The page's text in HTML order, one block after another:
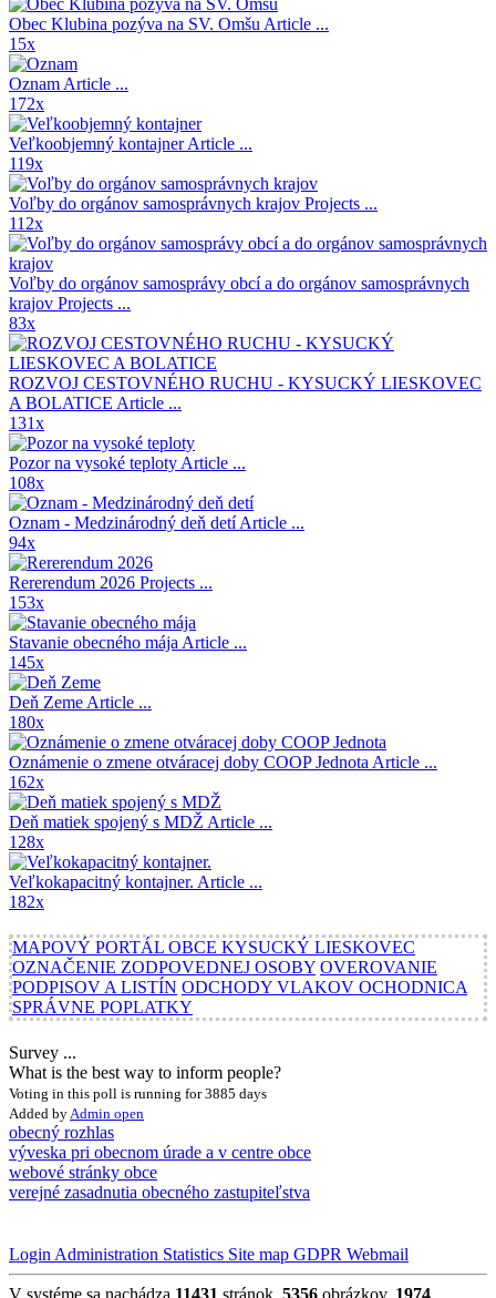
Obec Klubina pozýva na SV. Omšu Article ...
15x
Oznam Article ...
172x
Veľkoobjemný kontajnerArticle ...
119x
Voľby do orgánov samosprávnych krajov Projects ...
112x
Voľby do orgánov samosprávy obcí a do orgánov samosprávnych
krajov Projects ...
83x
ROZVOJ CESTOVNÉHO RUCHU - KYSUCKÝ LIESKOVEC
A BOLATICE Article ...
131x
Pozor na vysoké teploty Article ...
108x
Oznam - Medzinárodný deň detíArticle ...
94x
Rererendum 2026 Projects ...
153x
Stavanie obecného mája Article ...
145x
Deň Zeme Article ...
180x
Oznámenie o zmene otváracej doby COOP Jednota Article ...
162x
Deň matiek spojený s MDŽ Article ...
128x
Veľkokapacitný kontajner. Article ...
182x
MAPOVÝ PORTÁL OBCE KYSUCKÝ LIESKOVEC
OZNAČENIE ZODPOVEDNEJ OSOBY OVEROVANIE
PODPISOV A LISTÍN ODCHODY VLAKOV OCHODNICA
SPRÁVNE POPLATKY
Survey ...
What is the best way to inform people?
Voting in this poll is running for 3885 days
Added by Admin open
obecný rozhlas
výveska pri obecnom úrade a v centre obce
webové stránky obce
verejné zasadnutia obecného zastupiteľstva
Login Administration Statistics Site map GDPR Webmail
V systéme sa nachádza 11431 stránok, 5356 obrázkov, 1974